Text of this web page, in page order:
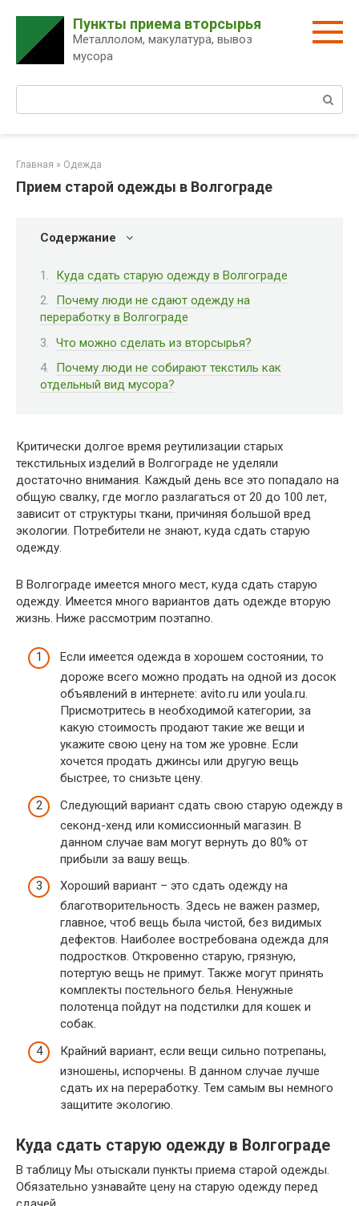
контенту
Пункты приема вторсырья
Металлолом, макулатура, вывоз
мусора
Главная » Одежда
Прием старой одежды в Волгограде
Содержание
Куда сдать старую одежду в Волгограде
Почему люди не сдают одежду на
переработку в Волгограде
Что можно сделать из вторсырья?
Почему люди не собирают текстиль как
отдельный вид мусора?
Критически долгое время реутилизации старых
текстильных изделий в Волгограде не уделяли
достаточно внимания. Каждый день все это попадало на
общую свалку, где могло разлагаться от 20 до 100 лет,
зависит от структуры ткани, причиняя большой вред
экологии. Потребители не знают, куда сдать старую
одежду.
В Волгограде имеется много мест, куда сдать старую
одежду. Имеется много вариантов дать одежде вторую
жизнь. Ниже рассмотрим поэтапно.
Если имеется одежда в хорошем состоянии, то
дороже всего можно продать на одной из досок
объявлений в интернете: avito.ru или youla.ru.
Присмотритесь в необходимой категории, за
какую стоимость продают такие же вещи и
укажите свою цену на том же уровне. Если
хочется продать джинсы или другую вещь
быстрее, то снизьте цену.
Следующий вариант сдать свою старую одежду в
секонд-хенд или комиссионный магазин. В
данном случае вам могут вернуть до 80% от
прибыли за вашу вещь.
Хороший вариант – это сдать одежду на
благотворительность. Здесь не важен размер,
главное, чтоб вещь была чистой, без видимых
дефектов. Наиболее востребована одежда для
подростков. Откровенно старую, грязную,
потертую вещь не примут. Также могут принять
комплекты постельного белья. Ненужные
полотенца пойдут на подстилки для кошек и
собак.
Крайний вариант, если вещи сильно потрепаны,
изношены, испорчены. В данном случае лучше
сдать их на переработку. Тем самым вы немного
защитите экологию.
Куда сдать старую одежду в Волгограде
В таблицу Мы отыскали пункты приема старой одежды.
Обязательно узнавайте цену на старую одежду перед